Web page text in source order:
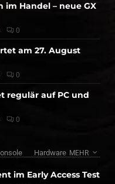
im Handel – neue GX
0
am 27. August
0
regulär auf PC und
0
Hardware MEHR
im Early Access Test